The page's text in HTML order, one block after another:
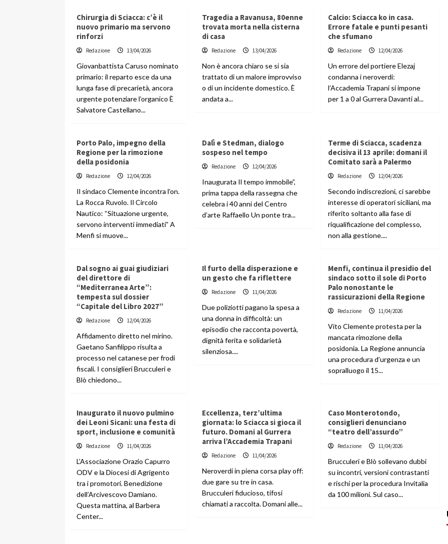
Chirurgia di Sciacca: c’è il
nuovo primario ma servono
rinforzi
Redazione 13/04/2026
Giovanbattista Caruso nominato
primario: il reparto esce da una
lunga fase di precarietà, ancora
urgente potenziare l’organico È
Salvatore Castellano...
Tragedia a Ravanusa, 80enne
trovata morta nella cisterna
di casa
Redazione 13/04/2026
Non è ancora chiaro se si sia
trattato di un malore improvviso
o di un incidente domestico. È
andata a...
Calcio: Sciacca ko in casa.
Errore fatale e punti pesanti
che sfumano
Redazione 12/04/2026
Un errore del portiere Elezaj
condanna i neroverdi:
l’Accademia Trapani si impone
per 1 a 0 al Gurrera Davanti al...
Porto Palo, impegno della
Regione per la rimozione
della posidonia
Redazione 12/04/2026
Il sindaco Clemente incontra l’on.
La Rocca Ruvolo. Il Circolo
Nautico: “Situazione urgente,
servono interventi immediati” A
Menfi si muove...
Dalì e Stedman, dialogo
sospeso nel tempo
Redazione 12/04/2026
Inaugurata Il tempo immobile”,
prima tappa della rassegna che
celebra i 40 anni del Centro
d’arte Raffaello Un ponte tra...
Terme di Sciacca, scadenza
decisiva il 13 aprile: domani il
Comitato sarà a Palermo
Redazione 12/04/2026
Secondo indiscrezioni, ci sarebbe
interesse di operatori siciliani, ma
riferito soltanto alla fase di
riqualificazione del complesso,
non alla gestione....
Dal sogno ai guai giudiziari
del direttore di
“Mediterranea Arte”:
tempesta sul dossier
“Capitale del Libro 2027”
Redazione 12/04/2026
Affidamento diretto nel mirino.
Gaetano Sanfilippo risulta a
processo nel catanese per frodi
fiscali. I consiglieri Brucculeri e
Blò chiedono...
Il furto della disperazione e
un gesto che fa riflettere
Redazione 11/04/2026
Due poliziotti pagano la spesa a
una donna in difficoltà: un
episodio che racconta povertà,
dignità ferita e solidarietà
silenziosa....
Menfi, continua il presidio del
sindaco sotto il sole di Porto
Palo nonostante le
rassicurazioni della Regione
Redazione 11/04/2026
Vito Clemente protesta per la
mancata rimozione della
posidonia. La Regione annuncia
una procedura d’urgenza e un
sopralluogo il 15...
Inaugurato il nuovo pulmino
dei Leoni Sicani: una festa di
sport, inclusione e comunità
Redazione 11/04/2026
L’Associazione Orazio Capurro
ODV e la Diocesi di Agrigento
tra i promotori. Benedizione
dell’Arcivescovo Damiano.
Questa mattina, al Barbera
Center...
Eccellenza, terz’ultima
giornata: lo Sciacca si gioca il
futuro. Domani al Gurrera
arriva l’Accademia Trapani
Redazione 11/04/2026
Neroverdi in piena corsa play off:
due gare su tre in casa.
Brucculeri fiducioso, tifosi
chiamati a raccolta. Domani alle...
Caso Monterotondo,
consiglieri denunciano
“teatro dell’assurdo”
Redazione 11/04/2026
Brucculeri e Blò sollevano dubbi
su incontri, versioni contrastanti
e rischi per la procedura Invitalia
da 100 milioni. Sul caso...